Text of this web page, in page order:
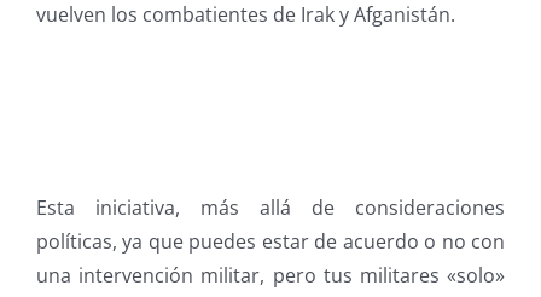
vuelven los combatientes de Irak y Afganistán.
Esta iniciativa, más allá de consideraciones
políticas, ya que puedes estar de acuerdo o no con
una intervención militar, pero tus militares «solo»